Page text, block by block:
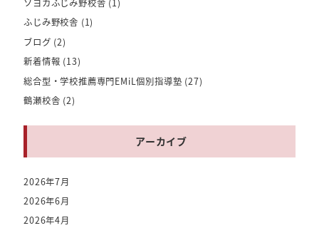
ソヨカふじみ野校舎 (1)
ふじみ野校舎 (1)
ブログ (2)
新着情報 (13)
総合型・学校推薦専門EMiL個別指導塾 (27)
鶴瀬校舎 (2)
アーカイブ
2026年7月
2026年6月
2026年4月